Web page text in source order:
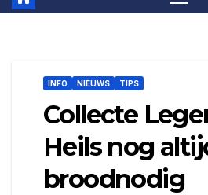
INFO NIEUWS TIPS
Collecte
Heils nog
broodnodig